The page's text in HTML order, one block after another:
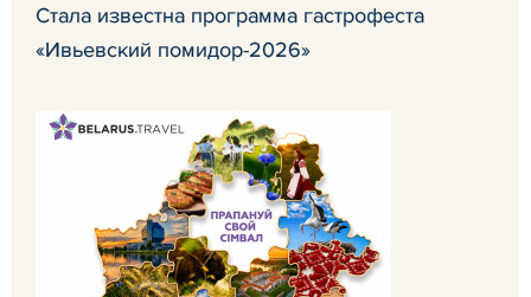
Стала известна программа гастрофеста
«Ивьевский помидор-2026»